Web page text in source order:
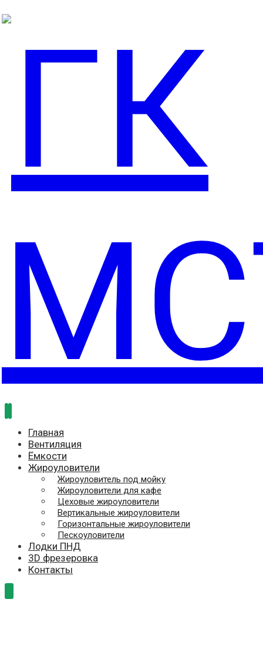
Главная
Вентиляция
Ёмкости
Жироуловители
Жироуловитель под мойку
Жироуловители для кафе
Цеховые жироуловители
Вертикальные жироуловители
Горизонтальные жироуловители
Пескоуловители
Лодки ПНД
3D фрезеровка
Контакты